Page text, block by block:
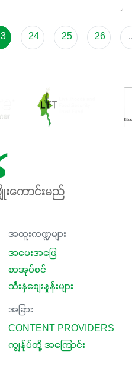
တွက် လိုအပ်တဲ့အာဟာရဓာတ်
င်ပေါင်းစပ်ထားတဲ့အတွက်
ဖြစ်ပါတယ်။ စပါးအပါအဝင်
သီးဟင်းရွက်နဲ့ ဥယျာဉ်ခြံသီးနှံ
းထွားအောင် ဖန်းလင့်ရဲ့ #စ
24 25 26
ျိုးကောင်းမည်
အထူးကဏ္ဍများ
အမေးအဖြေ
စာအုပ်စင်
သီးနှံစျေးနှုန်းများ
အခြား
CONTENT PROVIDERS
ကျွန်ုပ်တို့ အကြောင်း